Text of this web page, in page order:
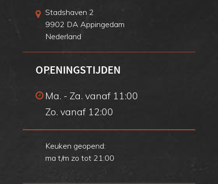
Stadshaven 2
9902 DA Appingedam
Nederland
OPENINGSTIJDEN
Ma. - Za. vanaf 11:00
Zo. vanaf 12:00
Keuken geopend:
ma t/m zo tot 21:00